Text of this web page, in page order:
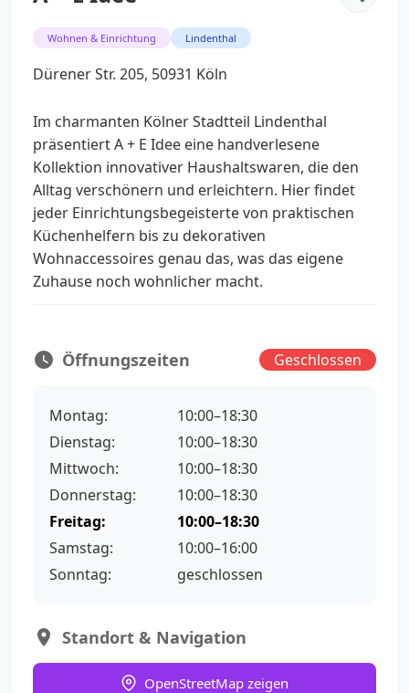
Wohnen & Einrichtung Lindenthal
Dürener Str. 205, 50931 Köln
Im charmanten Kölner Stadtteil Lindenthal
präsentiert A + E Idee eine handverlesene
Kollektion innovativer Haushaltswaren, die den
Alltag verschönern und erleichtern. Hier findet
jeder Einrichtungsbegeisterte von praktischen
Küchenhelfern bis zu dekorativen
Wohnaccessoires genau das, was das eigene
Zuhause noch wohnlicher macht.
Öffnungszeiten Geschlossen
Montag:
10:00–18:30
Dienstag:
10:00–18:30
Mittwoch:
10:00–18:30
Donnerstag:
10:00–18:30
Freitag:
10:00–18:30
Samstag:
10:00–16:00
Sonntag:
geschlossen
Standort & Navigation
OpenStreetMap zeigen